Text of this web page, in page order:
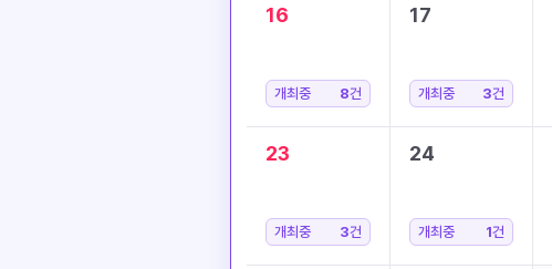
16
개최중 8건
17
개최중 3건
23
개최중 3건
24
개최중 1건